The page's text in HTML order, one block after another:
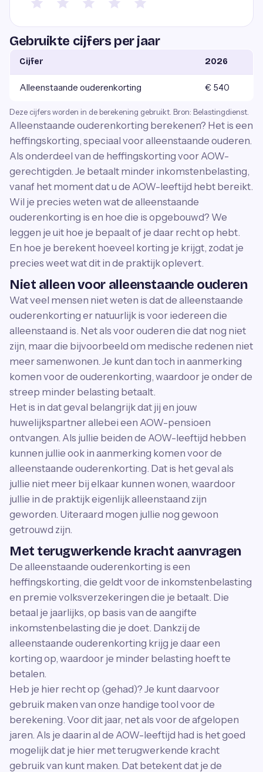
Gebruikte cijfers per jaar
Cijfer 2026
Alleenstaande ouderenkorting € 540
Deze cijfers worden in de berekening gebruikt. Bron: Belastingdienst.
Alleenstaande ouderenkorting berekenen? Het is een
heffingskorting, speciaal voor alleenstaande ouderen.
Als onderdeel van de heffingskorting voor AOW-
gerechtigden. Je betaalt minder inkomstenbelasting,
vanaf het moment dat u de AOW-leeftijd hebt bereikt.
Wil je precies weten wat de alleenstaande
ouderenkorting is en hoe die is opgebouwd? We
leggen je uit hoe je bepaalt of je daar recht op hebt.
En hoe je berekent hoeveel korting je krijgt, zodat je
precies weet wat dit in de praktijk oplevert.
Niet alleen voor alleenstaande ouderen
Wat veel mensen niet weten is dat de alleenstaande
ouderenkorting er natuurlijk is voor iedereen die
alleenstaand is. Net als voor ouderen die dat nog niet
zijn, maar die bijvoorbeeld om medische redenen niet
meer samenwonen. Je kunt dan toch in aanmerking
komen voor de ouderenkorting, waardoor je onder de
streep minder belasting betaalt.
Het is in dat geval belangrijk dat jij en jouw
huwelijkspartner allebei een AOW-pensioen
ontvangen. Als jullie beiden de AOW-leeftijd hebben
kunnen jullie ook in aanmerking komen voor de
alleenstaande ouderenkorting. Dat is het geval als
jullie niet meer bij elkaar kunnen wonen, waardoor
jullie in de praktijk eigenlijk alleenstaand zijn
geworden. Uiteraard mogen jullie nog gewoon
getrouwd zijn.
Met terugwerkende kracht aanvragen
De alleenstaande ouderenkorting is een
heffingskorting, die geldt voor de inkomstenbelasting
en premie volksverzekeringen die je betaalt. Die
betaal je jaarlijks, op basis van de aangifte
inkomstenbelasting die je doet. Dankzij de
alleenstaande ouderenkorting krijg je daar een
korting op, waardoor je minder belasting hoeft te
betalen.
Heb je hier recht op (gehad)? Je kunt daarvoor
gebruik maken van onze handige tool voor de
berekening. Voor dit jaar, net als voor de afgelopen
jaren. Als je daarin al de AOW-leeftijd had is het goed
mogelijk dat je hier met terugwerkende kracht
gebruik van kunt maken. Dat betekent dat je de